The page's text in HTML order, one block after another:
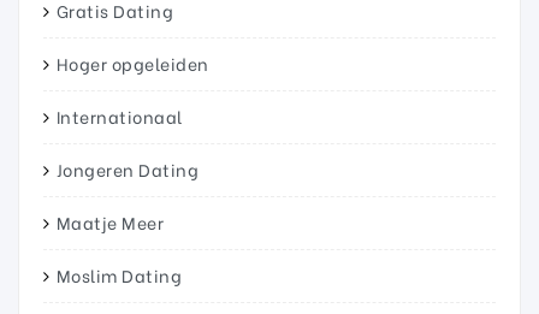
Gratis Dating
Hoger opgeleiden
Internationaal
Jongeren Dating
Maatje Meer
Moslim Dating